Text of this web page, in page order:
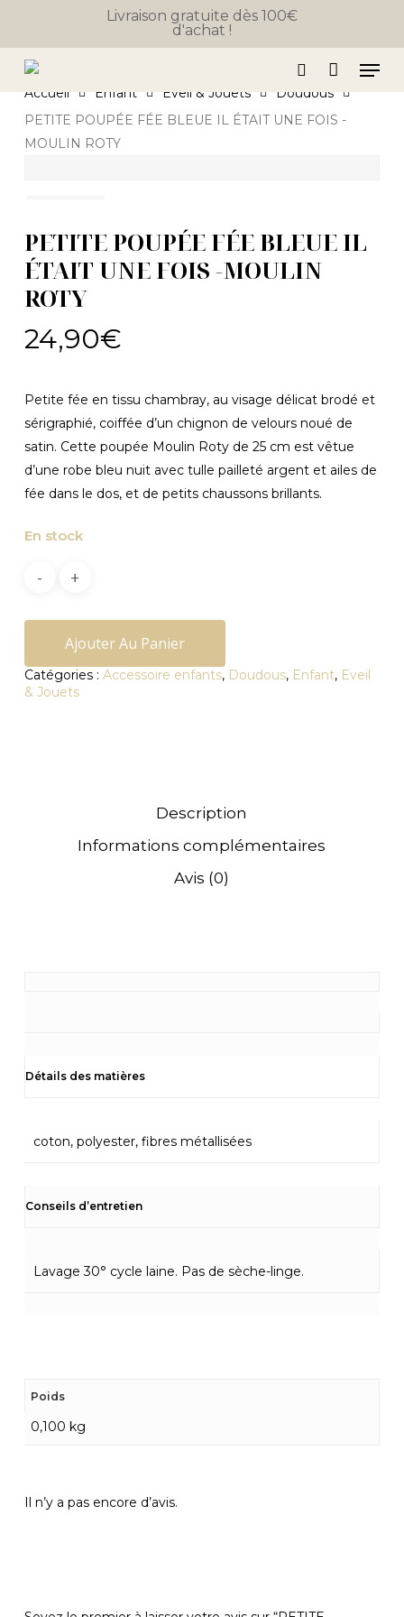
main
Livraison gratuite dès 100€
d'achat !
search
Accueil Enfant Eveil & Jouets
Doudous
PETITE POUPÉE FÉE BLEUE IL ÉTAIT UNE FOIS -
MOULIN ROTY
PETITE POUPÉE FÉE BLEUE IL
ÉTAIT UNE FOIS -MOULIN
ROTY
24,90€
Petite fée en tissu chambray, au visage délicat brodé et
sérigraphié, coiffée d’un chignon de velours noué de
satin. Cette poupée Moulin Roty de 25 cm est vêtue
d’une robe bleu nuit avec tulle pailleté argent et ailes de
fée dans le dos, et de petits chaussons brillants.
En stock
Ajouter Au Panier
Catégories : Accessoire enfants, Doudous, Enfant, Eveil
& Jouets
Description
Informations complémentaires
Avis (0)
Détails des matières
coton, polyester, fibres métallisées
Conseils d’entretien
Lavage 30° cycle laine. Pas de sèche-linge.
Poids
0,100 kg
Il n’y a pas encore d’avis.